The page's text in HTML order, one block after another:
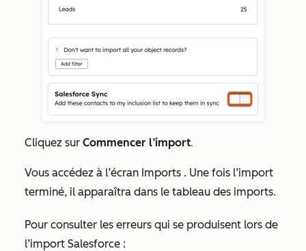
Cliquez sur Commencer l’import.
Vous accédez à l’écran Imports . Une fois l’import
terminé, il apparaîtra dans le tableau des imports.
Pour consulter les erreurs qui se produisent lors de
l’import Salesforce :